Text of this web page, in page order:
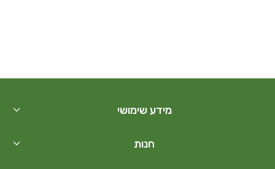
מידע שימושי
חנות